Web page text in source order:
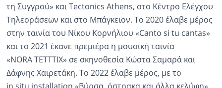
τη Συγγρού» και Tectonics Athens, στο Κέντρο Ελέγχου
Τηλεοράσεων και στο Μπάγκειον. Το 2020 έλαβε μέρος
στην ταινία του Νίκου Κορνήλιου «Canto si tu cantas»
και τo 2021 έκανε πρεμιέρα η μουσική ταινία
«NORA TETTTIX» σε σκηνοθεσία Κώστα Σαμαρά και
Δάφνης Χαιρετάκη. Το 2022 έλαβε μέρος, με το